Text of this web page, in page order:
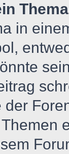
in